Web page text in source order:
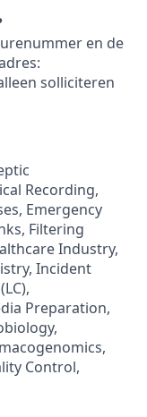
en de
solliciteren
Recording,
Emergency
Filtering
Industry,
Incident
Preparation,
Control,